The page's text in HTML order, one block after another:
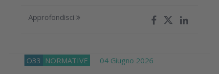
Approfondisci
O33 NORMATIVE 04 Giugno 2026